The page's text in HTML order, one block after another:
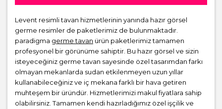
Levent resimli tavan hizmetlerinin yanında hazır görsel
germe resimler de paketlerimiz de bulunmaktadır.
paradigma germe tavan ürün paketlerimiz tamamen
profesyonel bir görünüme sahiptir. Bu hazır görsel ve sizin
isteyeceğiniz germe tavan sayesinde özel tasarımdan farkı
olmayan mekanlarda sudan etkilenmeyen uzun yıllar
kullanabileceğiniz ve iç mekana farklı bir hava getiren
muhteşem bir üründür. Hizmetlerimizi makul fiyatlara sahip
olabilirsiniz. Tamamen kendi hazırladığımız özel işçilik ve